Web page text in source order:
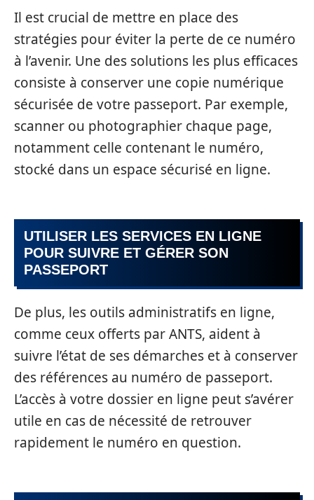
Il est crucial de mettre en place des
stratégies pour éviter la perte de ce numéro
à l’avenir. Une des solutions les plus efficaces
consiste à conserver une copie numérique
sécurisée de votre passeport. Par exemple,
scanner ou photographier chaque page,
notamment celle contenant le numéro,
stocké dans un espace sécurisé en ligne.
UTILISER LES SERVICES EN LIGNE
POUR SUIVRE ET GÉRER SON
PASSEPORT
De plus, les outils administratifs en ligne,
comme ceux offerts par ANTS, aident à
suivre l’état de ses démarches et à conserver
des références au numéro de passeport.
L’accès à votre dossier en ligne peut s’avérer
utile en cas de nécessité de retrouver
rapidement le numéro en question.